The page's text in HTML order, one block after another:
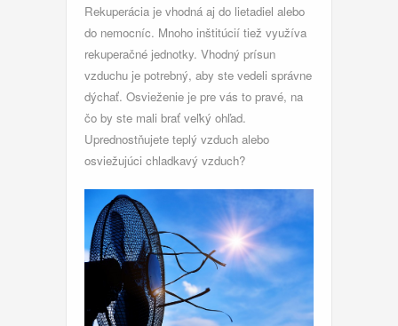
Rekuperácia je vhodná aj do lietadiel alebo
do nemocníc. Mnoho inštitúcií tiež využíva
rekuperačné jednotky. Vhodný prísun
vzduchu je potrebný, aby ste vedeli správne
dýchať. Osvieženie je pre vás to pravé, na
čo by ste mali brať veľký ohľad.
Uprednostňujete teplý vzduch alebo
osviežujúci chladkavý vzduch?